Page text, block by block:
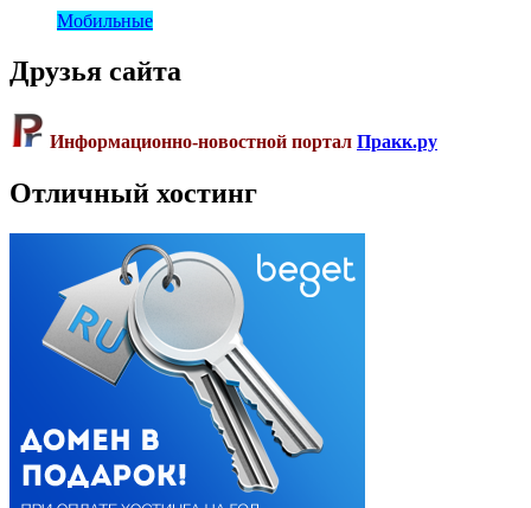
Мобильные
Друзья сайта
Информационно-новостной портал Пракк.ру
Отличный хостинг